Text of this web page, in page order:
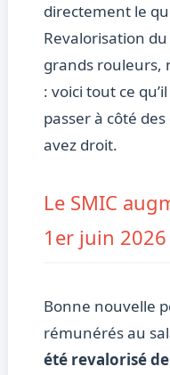
directement le
Revalorisation
grands rouleurs,
: voici tout ce
passer à côté
avez droit.
Le SMIC
1er juin 2026
Bonne nouvelle
rémunérés au
été revalorisé